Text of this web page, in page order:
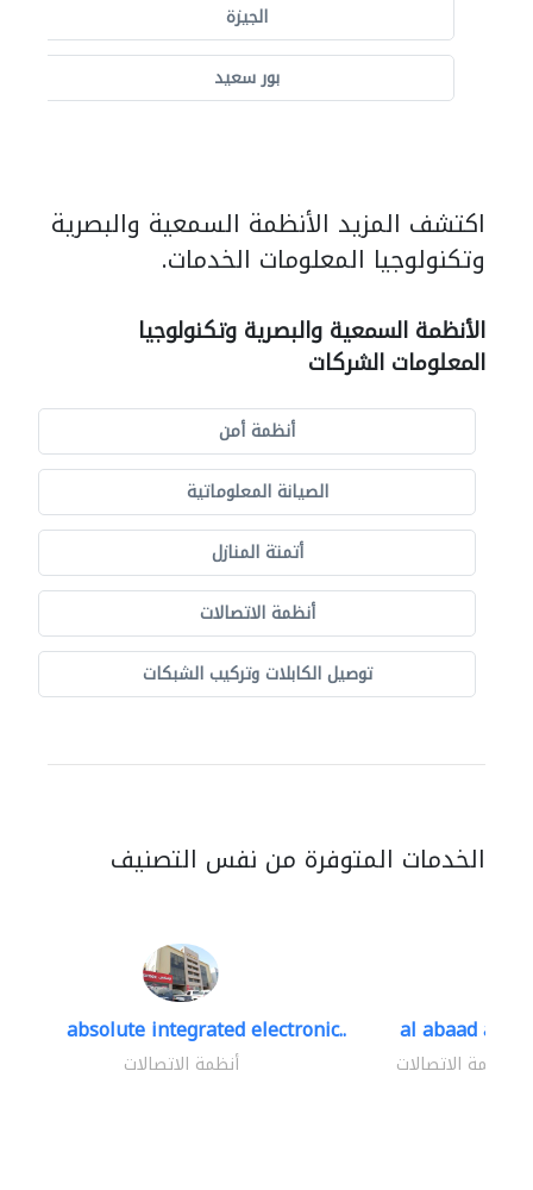
الجيزة
بور سعيد
اكتشف المزيد الأنظمة السمعية والبصرية
وتكنولوجيا المعلومات الخدمات.
الأنظمة السمعية والبصرية وتكنولوجيا
المعلومات الشركات
أنظمة أمن
الصيانة المعلوماتية
أتمتة المنازل
أنظمة الاتصالات
توصيل الكابلات وتركيب الشبكات
الخدمات المتوفرة من نفس التصنيف
absolute integrated electronic..
أنظمة الاتصالات
al abaad al..
أنظمة الاتصالات